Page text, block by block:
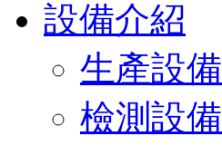
設備介紹
生產設備
檢測設備